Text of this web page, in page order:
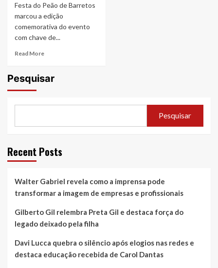
Festa do Peão de Barretos
marcou a edição
comemorativa do evento
com chave de...
Read MoreRead
Jorge
Rionegro
Solimões,
&
Edson
&
esgotam
do
Estádio,
no
Pesquisar
Pesquisar
Recent Posts
Walter Gabriel revela como a imprensa pode
transformar a imagem de empresas e profissionais
Gilberto Gil relembra Preta Gil e destaca força do
legado deixado pela filha
Davi Lucca quebra o silêncio após elogios nas redes e
destaca educação recebida de Carol Dantas